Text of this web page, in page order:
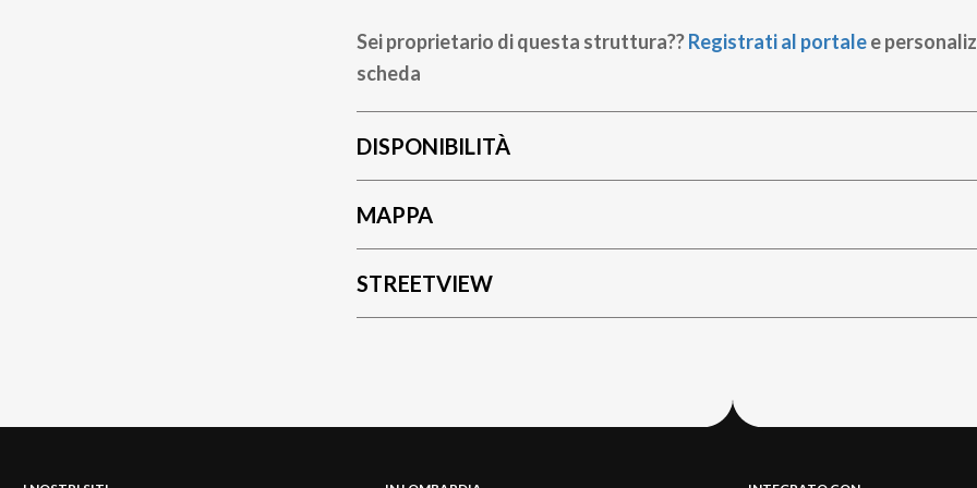
Sei proprietario di questa struttura??Registrati al portalee
scheda
DISPONIBILITÀ
MAPPA
STREETVIEW